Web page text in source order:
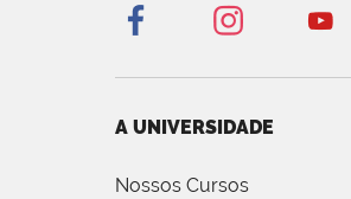
A UNIVERSIDADE
Nossos Cursos